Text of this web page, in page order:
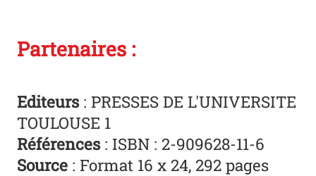
Partenaires :
Editeurs: PRESSES DE L'UNIVERSITE
TOULOUSE 1
Références: ISBN : 2-909628-11-6
Source : Format 16 x 24, 292 pages